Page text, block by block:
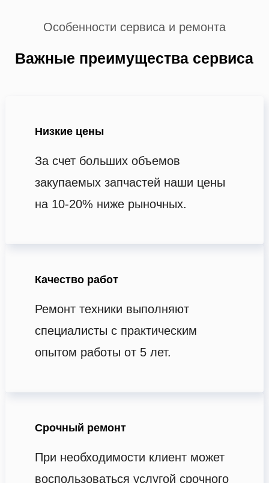
Особенности сервиса и ремонта
Важные преимущества сервиса
Низкие цены
За счет больших объемов
закупаемых запчастей наши цены
на 10-20% ниже рыночных.
Качество работ
Ремонт техники выполняют
специалисты с практическим
опытом работы от 5 лет.
Срочный ремонт
При необходимости клиент может
воспользоваться услугой срочного